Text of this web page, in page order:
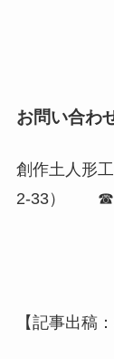
お問い合わ
創作土人形
2-33） ☎
【記事出稿